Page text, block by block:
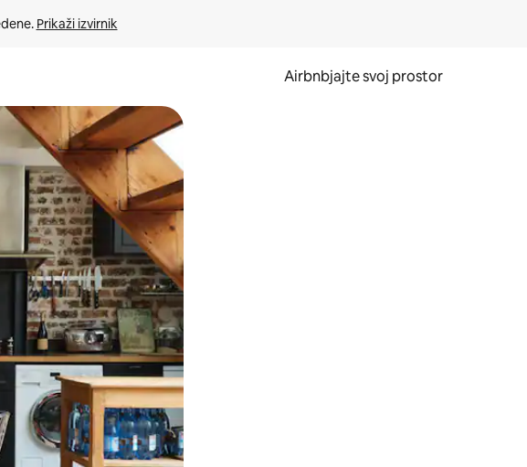
Prikaži izvirnik
Airbnbjajte svoj prostor